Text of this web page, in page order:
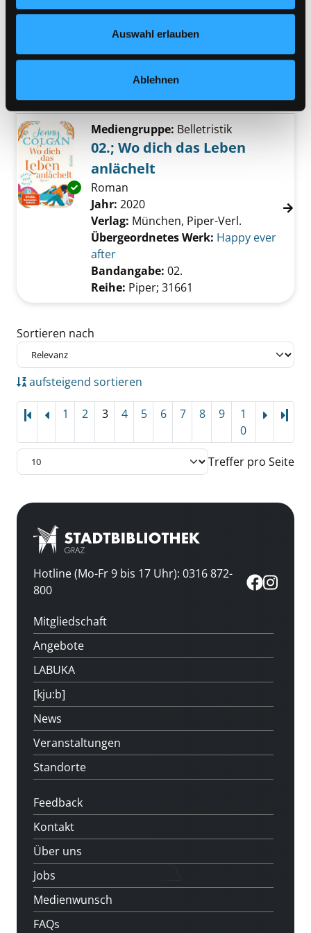
Nähere Informationen finden Sie in unserer
Auswahl erlauben
Ablehnen
Exemplar-Details von Alles, was wir
Mediengruppe:Kinderbuch
Alles, was wir träumten
Jahr:2020
Weinheim, Beltz und
Gelberg
Exemplar-Details von 02.; Wo dich das
Mediengruppe: Belletristik
02.; Wo dich das Leben
anlächelt
Roman
Suche nach diesem Verfasser
Jahr: 2020
Verlag: München, Piper-Verl.
Übergeordnetes Werk: Happy ever
after
Bandangabe: 02.
Reihe: Piper; 31661
Zu den Suchfiltern springen
Sortieren nach
aufsteigend sortieren
1 2 3 4 5 6 7 8 9
1
0
Treffer pro Seite
Hotline (Mo-Fr 9 bis 17 Uhr): 0316 872-
800
Mitgliedschaft
Angebote
LABUKA
[kju:b]
News
Veranstaltungen
Standorte
Feedback
Kontakt
Über uns
Jobs
Medienwunsch
FAQs